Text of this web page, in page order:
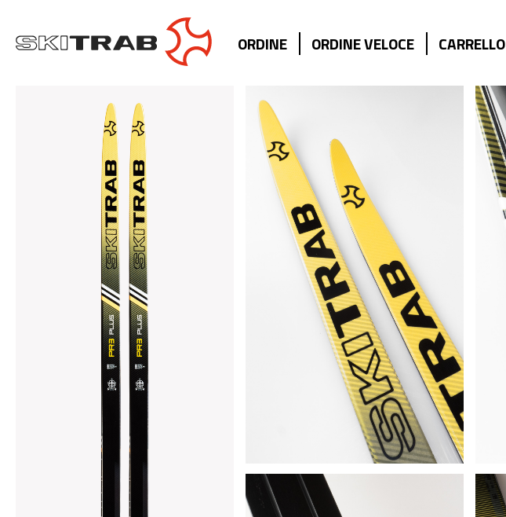
ORDINE ORDINE VELOCE CARRELLO